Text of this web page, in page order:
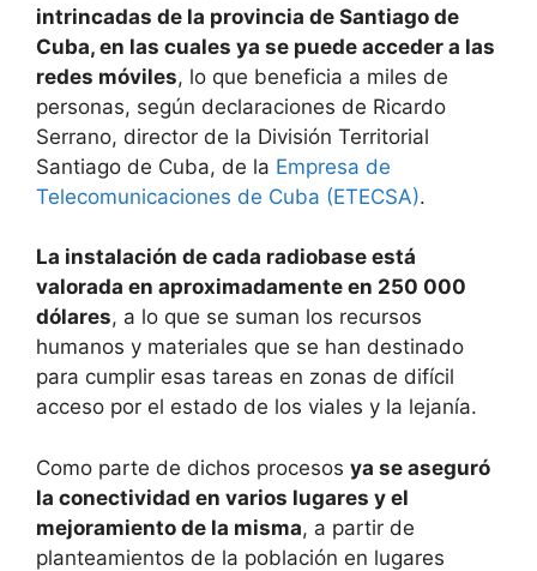
intrincadas de la provincia de Santiago de
Cuba, en las cuales ya se puede acceder a las
redes móviles, lo que beneficia a miles de
personas, según declaraciones de Ricardo
Serrano, director de la División Territorial
Santiago de Cuba, de la Empresa de
Telecomunicaciones de Cuba (ETECSA).
La instalación de cada radiobase está
valorada en aproximadamente en 250 000
dólares, a lo que se suman los recursos
humanos y materiales que se han destinado
para cumplir esas tareas en zonas de difícil
acceso por el estado de los viales y la lejanía.
Como parte de dichos procesos ya se aseguró
la conectividad en varios lugares y el
mejoramiento de la misma, a partir de
planteamientos de la población en lugares